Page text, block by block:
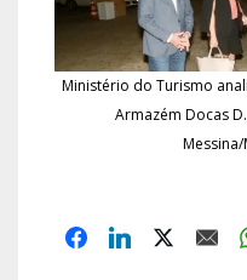
Ministério do Turismo
Armazém Docas